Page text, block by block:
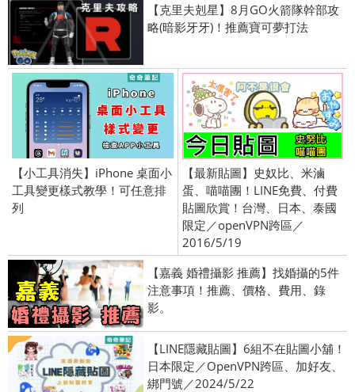
【克里夫剋星】8月GO火箭隊幹部攻
略(暗影牙牙)！推薦寶可夢打法
【小工具消失】iPhone 桌面小
工具變更樣式教學！可任意排
列
【最新貼圖】史奴比、米滷
蛋、喵喵團！LINE免費、付費
貼圖欣賞！台灣、日本、泰國
限定／openVPN跨區／
2016/5/19
【嘉義 婚禮攝影 推薦】找婚攝的5件
注意事項！推薦、價格、費用、錄
影。
【LINE隱藏貼圖】6組不在貼圖小舖！
日本限定／OpenVPN跨區、加好友、
綁門號／2024/5/22